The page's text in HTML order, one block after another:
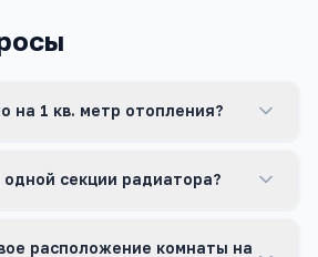
на 1 кв. метр отопления?
секции радиатора?
расположение комнаты на